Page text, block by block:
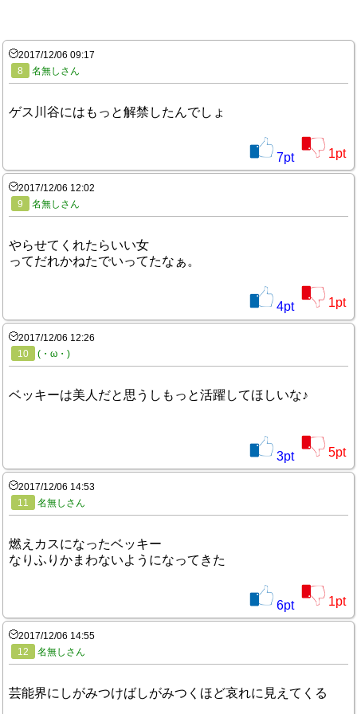
2017/12/06 09:17
8
名無しさん
ゲス川谷にはもっと解禁したんでしょ
7pt 1pt
2017/12/06 12:02
9
名無しさん
やらせてくれたらいい女
ってだれかねたでいってたなぁ。
4pt 1pt
2017/12/06 12:26
10
(・ω・)
ベッキーは美人だと思うしもっと活躍してほしいな♪
3pt 5pt
2017/12/06 14:53
11
名無しさん
燃えカスになったベッキー
なりふりかまわないようになってきた
6pt 1pt
2017/12/06 14:55
12
名無しさん
芸能界にしがみつけばしがみつくほど哀れに見えてくる